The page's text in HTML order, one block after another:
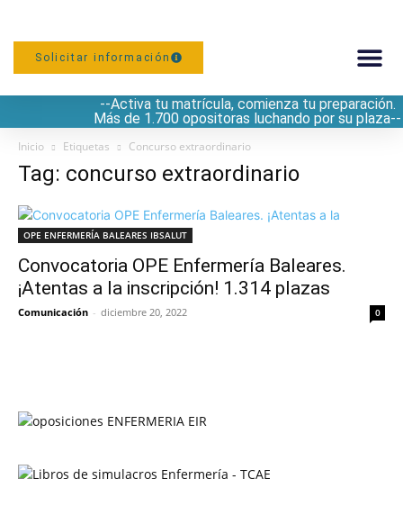
Solicitar información
--Activa tu matrícula, comienza tu preparación.
Más de 1.700 opositoras luchando por su plaza--
Inicio Etiquetas Concurso extraordinario
Tag: concurso extraordinario
OPE ENFERMERÍA BALEARES IBSALUT
Convocatoria OPE Enfermería Baleares.
¡Atentas a la inscripción! 1.314 plazas
Comunicación - diciembre 20, 2022 0